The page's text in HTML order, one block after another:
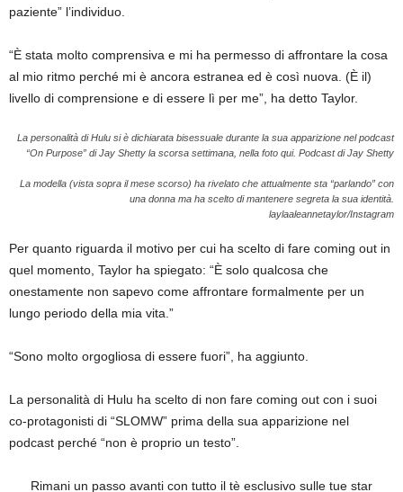
paziente” l’individuo.
“È stata molto comprensiva e mi ha permesso di affrontare la cosa
al mio ritmo perché mi è ancora estranea ed è così nuova. (È il)
livello di comprensione e di essere lì per me”, ha detto Taylor.
La personalità di Hulu si è dichiarata bisessuale durante la sua apparizione nel podcast
“On Purpose” di Jay Shetty la scorsa settimana, nella foto qui. Podcast di Jay Shetty
La modella (vista sopra il mese scorso) ha rivelato che attualmente sta “parlando” con
una donna ma ha scelto di mantenere segreta la sua identità.
laylaaleannetaylor/Instagram
Per quanto riguarda il motivo per cui ha scelto di fare coming out in
quel momento, Taylor ha spiegato: “È solo qualcosa che
onestamente non sapevo come affrontare formalmente per un
lungo periodo della mia vita.”
“Sono molto orgogliosa di essere fuori”, ha aggiunto.
La personalità di Hulu ha scelto di non fare coming out con i suoi
co-protagonisti di “SLOMW” prima della sua apparizione nel
podcast perché “non è proprio un testo”.
Rimani un passo avanti con tutto il tè esclusivo sulle tue star